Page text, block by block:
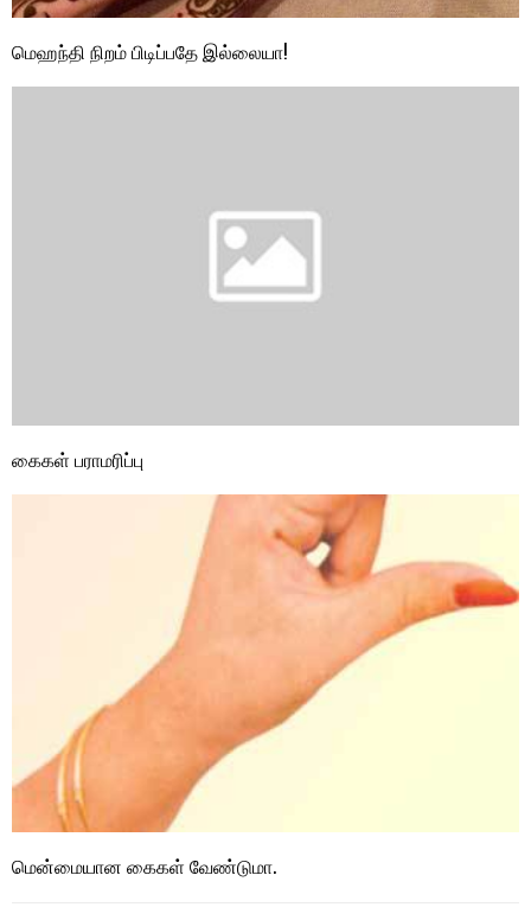
மெஹந்தி நிறம் பிடிப்பதே இல்லையா!
கைகள் பராமரிப்பு
மென்மையான கைகள் வேண்டுமா.